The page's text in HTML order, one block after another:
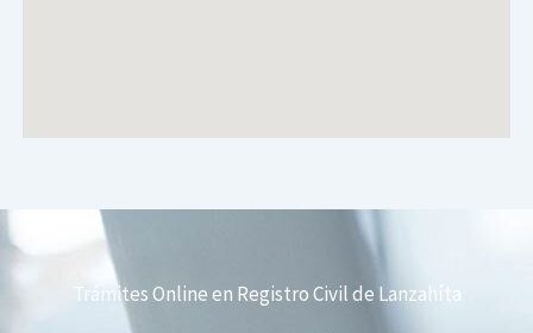
Trámites Online en Registro Civil de Lanzahíta